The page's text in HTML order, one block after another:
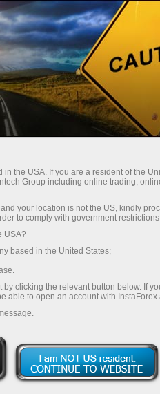
Система
Мониторинг
- InstaForexIndia96
счет
InstaForexIndia96
the USA. If you are a resident of the
Group including online trading,
your location is not the US, kindly
to comply with government
USA?
based in the United States;
clicking the relevant button below. If
able to open an account with InstaForex